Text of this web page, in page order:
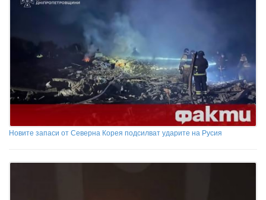
Новите запаси от Северна Корея подсилват ударите на Русия